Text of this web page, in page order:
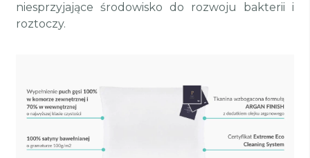
niesprzyjające środowisko do rozwoju bakterii i
roztoczy.